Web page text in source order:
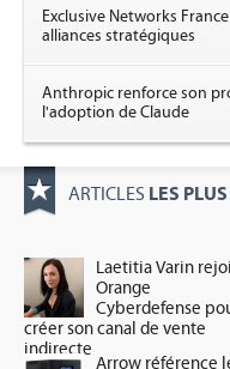
Exclusive Networks
alliances stratégiques
Anthropic renforce son
l'adoption de Claude
ARTICLES LES
Laetitia Varin
Orange
Cyberdefense
créer son canal de vente
indirecte
Arrow référence